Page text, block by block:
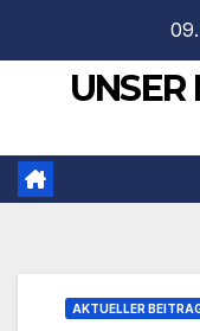
springen
AKTUELLER